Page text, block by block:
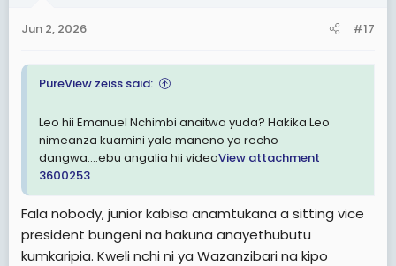
s
Jun 2, 2026 #17
PureView zeiss said:
Leo hii Emanuel Nchimbi anaitwa yuda? Hakika Leo
nimeanza kuamini yale maneno ya recho
dangwa....ebu angalia hii videoView attachment
3600253
Fala nobody, junior kabisa anamtukana a sitting vice
president bungeni na hakuna anayethubutu
kumkaripia. Kweli nchi ni ya Wazanzibari na kipo